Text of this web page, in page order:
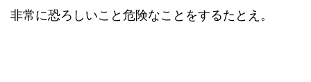
非常に恐ろしいこと危険なことをするたとえ。